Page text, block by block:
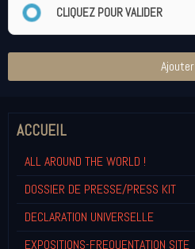
CLIQUEZ POUR VALIDER
Ajouter
ACCUEIL
ALL AROUND THE WORLD !
DOSSIER DE PRESSE/PRESS KIT
DECLARATION UNIVERSELLE
EXPOSITIONS-FREQUENTATION SITE